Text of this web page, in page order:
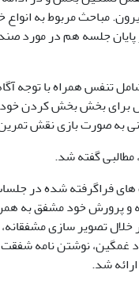
مباحث مربوط به
جلسه هم در مورد
همراه با توجه
برای بخش بخش کردن
به صورت بازی نقش
گفته شد.
فراگرفته شده در
پرورش خود مشفق به
تصویر سازی
نوشتن نامه شفقت
شد.